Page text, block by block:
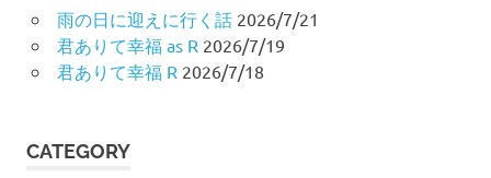
ゲ
ー
ョ
雨の日に迎えに行く話 2026/7/21
君ありて幸福 as R 2026/7/19
君ありて幸福 R 2026/7/18
CATEGORY